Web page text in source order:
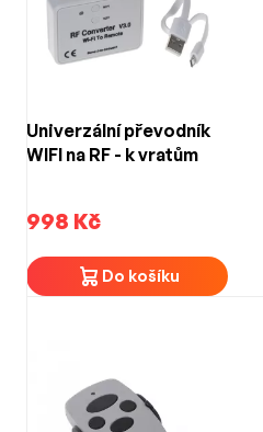
Univerzální převodník
WIFI na RF - k vratům
998 Kč
Do košíku